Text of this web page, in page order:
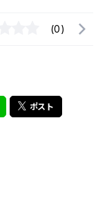
(0)
ポスト